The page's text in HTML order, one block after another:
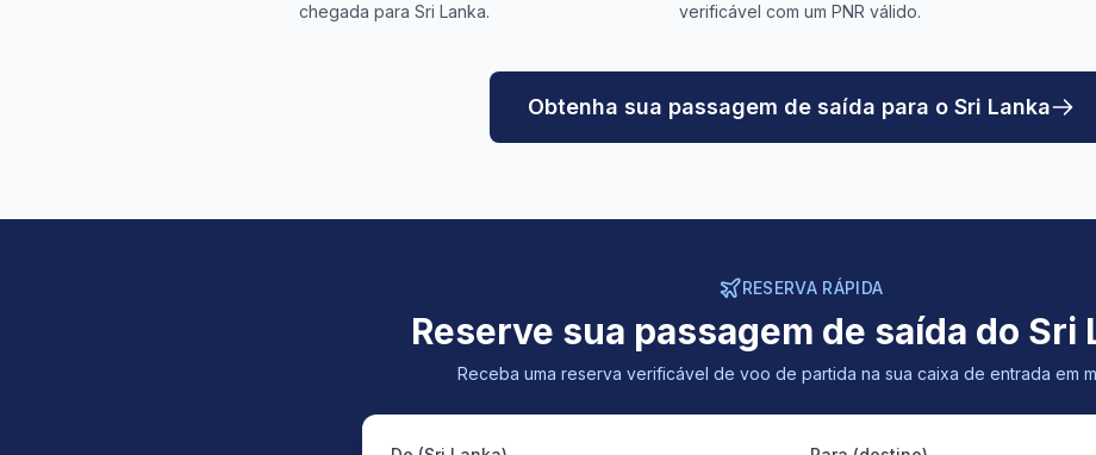
chegada para Sri Lanka.
verificável com um PNR válido.
Obtenha sua passagem de saída para o Sri Lanka
RESERVA RÁPIDA
Reserve sua passagem de saída do Sri
Receba uma reserva verificável de voo de partida na sua caixa de entrada em